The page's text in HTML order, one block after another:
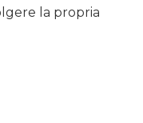
la propria